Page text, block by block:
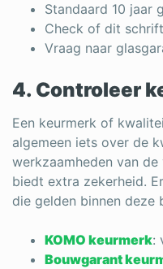
Standaard 10 jaar
Check of dit
Vraag naar
4. Controleer
Een keurmerk of
algemeen iets over de
werkzaamheden van
biedt extra zekerheid.
die gelden binnen deze
KOMO keurmerk:
Bouwgarant